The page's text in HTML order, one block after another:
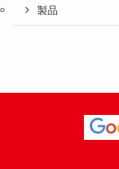
製品